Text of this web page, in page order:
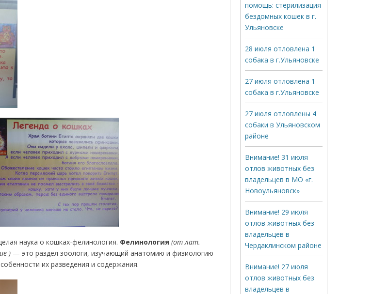
наука о кошках-фелинология. Фелинология (от лат.
) — это раздел зоологи, изучающий анатомию и физиологию
их разведения и содержания.
помощь: стерилизация
бездомных кошек в г.
Ульяновске
28 июля отловлена 1
собака в г.Ульяновске
27 июля отловлена 1
собака в г.Ульяновске
27 июля отловлены 4
собаки в Ульяновском
районе
Внимание! 31 июля
отлов животных без
владельцев в МО «г.
Новоульяновск»
Внимание! 29 июля
отлов животных без
владельцев в
Чердаклинском районе
Внимание! 27 июля
отлов животных без
владельцев в